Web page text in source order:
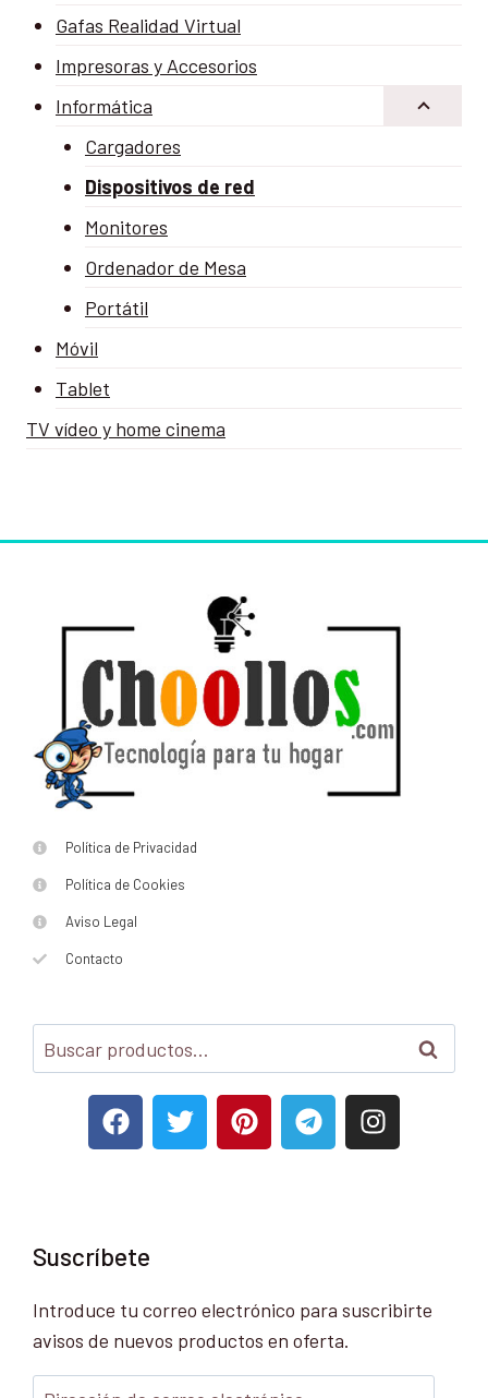
Gafas Realidad Virtual
Impresoras y Accesorios
Informática
Cargadores
Dispositivos de red
Monitores
Ordenador de Mesa
Portátil
Móvil
Tablet
TV vídeo y home cinema
Política de Privacidad
Política de Cookies
Aviso Legal
Contacto
Buscar
Suscríbete
Introduce tu correo electrónico para suscribirte
avisos de nuevos productos en oferta.